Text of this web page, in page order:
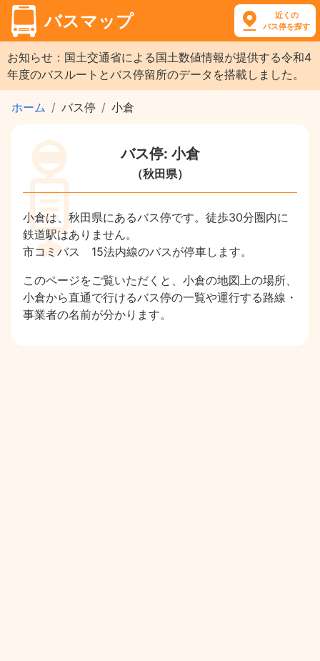
バスマップ
近くの
バス停を探す
お知らせ：国土交通省による国土数値情報が提供する令和4
年度のバスルートとバス停留所のデータを搭載しました。
ホーム バス停 小倉
バス停: 小倉
（秋田県）
小倉は、秋田県にあるバス停です。徒歩30分圏内に
鉄道駅はありません。
市コミバス 15法内線のバスが停車します。
このページをご覧いただくと、小倉の地図上の場所、
小倉から直通で行けるバス停の一覧や運行する路線・
事業者の名前が分かります。